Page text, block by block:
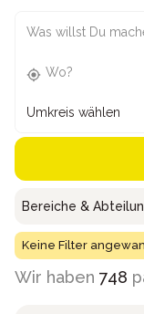
Was willst Du
Wo?
Umkreis wählen
Bereiche &
Keine Filter
Wir haben 748